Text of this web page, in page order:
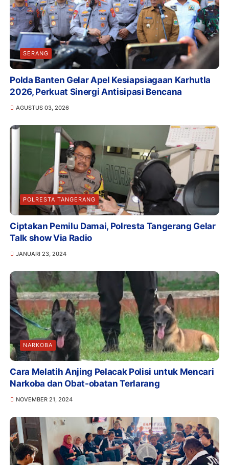
SERANG
Polda Banten Gelar Apel Kesiapsiagaan Karhutla
2026, Perkuat Sinergi Antisipasi Bencana
AGUSTUS 03, 2026
POLRESTA TANGERANG
Ciptakan Pemilu Damai, Polresta Tangerang Gelar
Talk show Via Radio
JANUARI 23, 2024
NARKOBA
Cara Melatih Anjing Pelacak Polisi untuk Mencari
Narkoba dan Obat-obatan Terlarang
NOVEMBER 21, 2024